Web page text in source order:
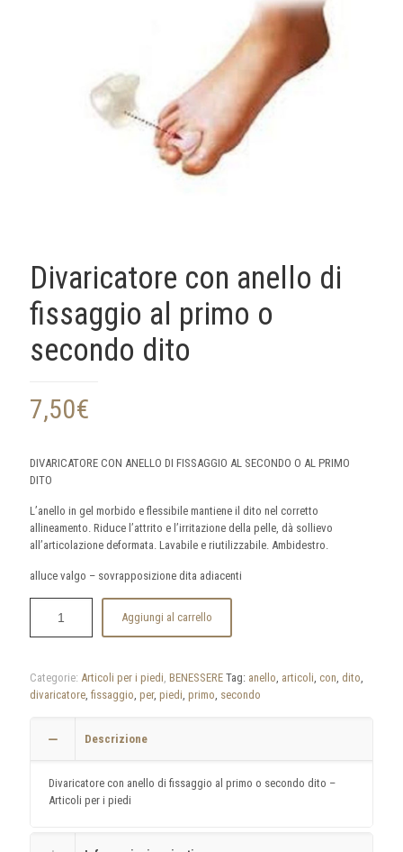
Divaricatore con anello di
fissaggio al primo o
secondo dito
7,50€
DIVARICATORE CON ANELLO DI FISSAGGIO AL SECONDO O AL PRIMO
DITO
L’anello in gel morbido e flessibile mantiene il dito nel corretto
allineamento. Riduce l’attrito e l’irritazione della pelle, dà sollievo
all’articolazione deformata. Lavabile e riutilizzabile. Ambidestro.
alluce valgo – sovrapposizione dita adiacenti
Aggiungi al carrello
Categorie: Articoli per i piedi, BENESSERE Tag: anello, articoli, con, dito,
divaricatore, fissaggio, per, piedi, primo, secondo
Descrizione
Divaricatore con anello di fissaggio al primo o secondo dito –
Articoli per i piedi